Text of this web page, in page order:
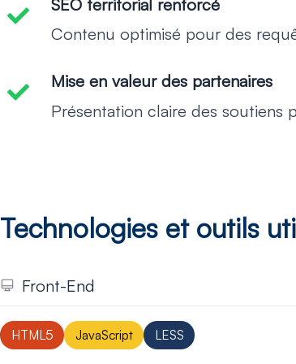
SEO territorial renforcé
Contenu optimisé pour des
Mise en valeur des partenaires
Présentation claire des soutiens
Technologies et outils
Développement
Front-End
moderne et accessible
HTML5 JavaScript LESS